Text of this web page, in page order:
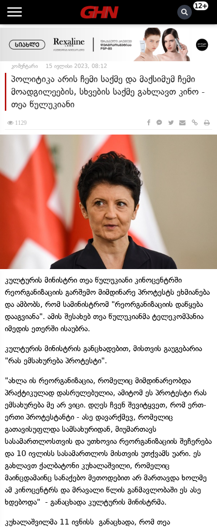
12+
კომენტარი 15 ივლისი 2023, 08:12
პოლიტიკა არის ჩემი საქმე და მაქსიმუმ ჩემი
მოადგილეების, სხვების საქმე გახლავთ კინო -
თეა წულუკიანი
1129
კულტურის მინისტრი თეა წულუკიანი კინოცენტრში
რეორგანიზაციის გარშემო მიმდინარე პროტესტს ეხმიანება
და ამბობს, რომ სამინისტრომ "რეორგანიზაციის დაწყება
დააგვიანა". ამის შესახებ თეა წულუკიანმა ტელეკომპანია
იმედის ეთერში ისაუბრა.
კულტურის მინისტრის განცხადებით, მისთვის გაუგებარია
"რას ემსახურება პროტესტი".
"ახლა ის რეორგანიზაცია, რომელიც მიმდინარეობდა
პრაქტიკულად დასრულებულია, ამიტომ ეს პროტესტი რას
ემსახურება მე არ ვიცი. დღეს ჩვენ შევიტყვეთ, რომ ერთ-
ერთი პროტესტანტი - ასე დავარქმევ, რომელიც
გათავისუფლდა სამსახურიდან, მიუმართავს
სასამართლოსთვის და უთხოვია რეორგანიზაციის შეჩერება
და 10 ივლისს სასამართლოს მისთვის უთქვამს უარი. ეს
გახლავთ ქალბატონი კუხალაშვილი, რომელიც
მაინცდამაინც სანაქებო მეთოდებით არ მართავდა ხოლმე
ამ კინოცენტრს და მრავალი წლის განმავლობაში ეს ასე
ხდებოდა" - განაცხადა კულტურის მინისტრმა.
კუხალაშვილმა 11 ივნისს განაცხადა, რომ თეა